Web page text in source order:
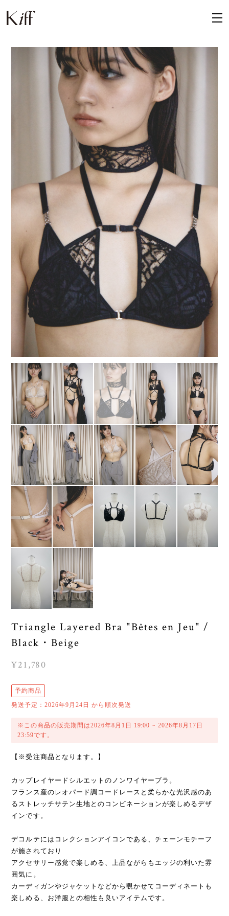
Triangle Layered Bra "Bêtes en Jeu" /
Black・Beige
¥21,780
予約商品
発送予定：2026年9月24日 から順次発送
※この商品の販売期間は2026年8月1日 19:00 ~ 2026年8月17日
23:59です。
【※受注商品となります。】
カップレイヤードシルエットのノンワイヤーブラ。
フランス産のレオパード調コードレースと柔らかな光沢感のあ
るストレッチサテン生地とのコンビネーションが楽しめるデザ
インです。
デコルテにはコレクションアイコンである、チェーンモチーフ
が施されており
アクセサリー感覚で楽しめる、上品ながらもエッジの利いた雰
囲気に。
カーディガンやジャケットなどから覗かせてコーディネートも
楽しめる、お洋服との相性も良いアイテムです。